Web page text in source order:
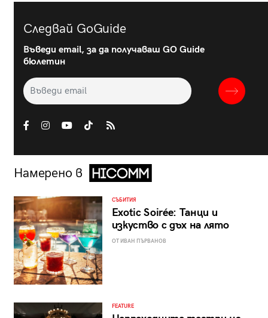
Следвай GoGuide
Въведи email, за да получаваш GO Guide
бюлетин
Намерено в
СЪБИТИЯ
Exotic Soirée: Танци и
изкуство с дъх на лято
ОТ ИВАН ПЪРВАНОВ
FEATURE